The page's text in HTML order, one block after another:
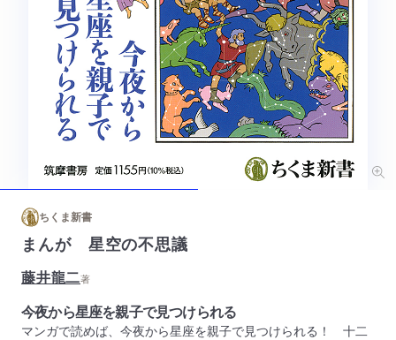
ちくま新書
まんが 星空の不思議
藤井龍二著
今夜から星座を親子で見つけられる
マンガで読めば、今夜から星座を親子で見つけられる！ 十二